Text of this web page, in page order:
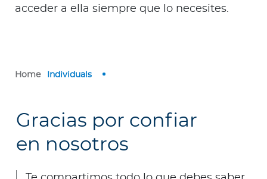
Contact us
acceder a ella siempre que lo necesites.
Home Individuals
Gracias por confiar
en nosotros